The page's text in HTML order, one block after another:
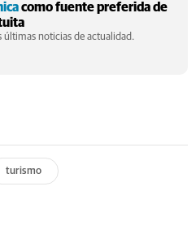
como fuente preferida de
últimas noticias de actualidad.
turismo